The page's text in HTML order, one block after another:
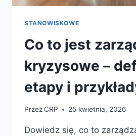
STANOWISKOWE
Co to jest
kryzysowe –
etapy i
PrzezCRP 25 kwietnia, 2026
Dowiedz się, co to